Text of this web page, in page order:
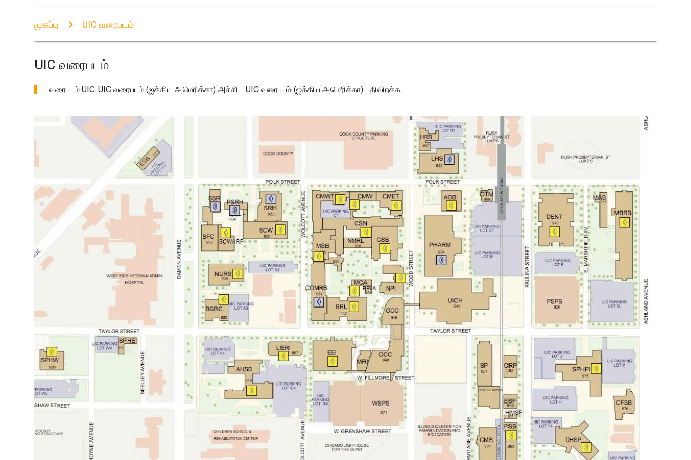
முகப்பு UIC வரைபடம்
UIC வரைபடம்
வரைபடம் UIC. UIC வரைபடம் (ஐக்கிய அமெரிக்கா) அச்சிட. UIC வரைபடம் (ஐக்கிய அமெரிக்கா) பதிவிறக்க.